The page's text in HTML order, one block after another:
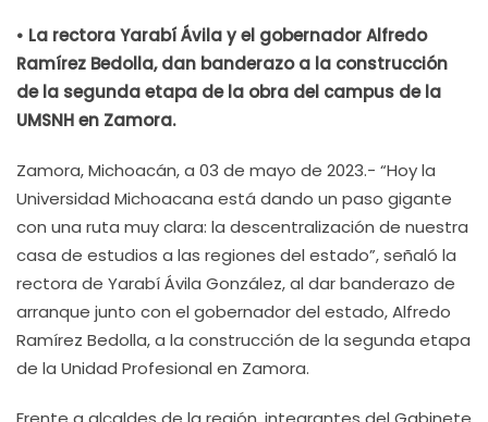
• La rectora Yarabí Ávila y el gobernador Alfredo
Ramírez Bedolla, dan banderazo a la construcción
de la segunda etapa de la obra del campus de la
UMSNH en Zamora.
Zamora, Michoacán, a 03 de mayo de 2023.- “Hoy la
Universidad Michoacana está dando un paso gigante
con una ruta muy clara: la descentralización de nuestra
casa de estudios a las regiones del estado”, señaló la
rectora de Yarabí Ávila González, al dar banderazo de
arranque junto con el gobernador del estado, Alfredo
Ramírez Bedolla, a la construcción de la segunda etapa
de la Unidad Profesional en Zamora.